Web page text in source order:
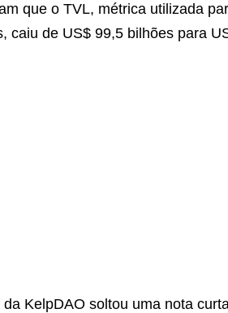
que o TVL, métrica utilizada
caiu de US$ 99,5 bilhões para
KelpDAO soltou uma nota